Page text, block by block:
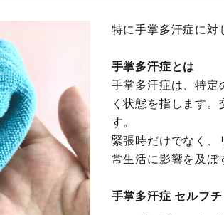
特に手掌多汗症に対
手掌多汗症とは
手掌多汗症は、特定
く状態を指します
す。
緊張時だけでなく、
常生活に影響を及ぼ
手掌多汗症 セルフチ